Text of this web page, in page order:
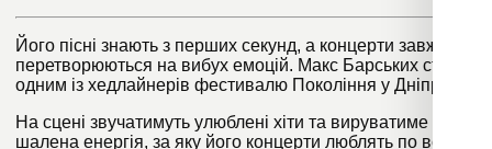
Його пісні знають з перших секунд, а концерти завжди
перетворюються на вибух емоцій. Макс Барських стане
одним із хедлайнерів фестивалю Покоління у Дніпрі.
На сцені звучатимуть улюблені хіти та вируватиме
шалена енергія, за яку його концерти люблять по всій